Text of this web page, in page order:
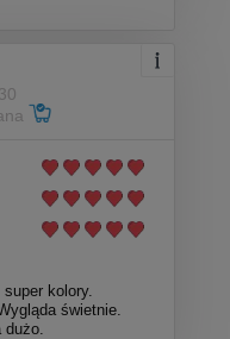
kolory.
świetnie.